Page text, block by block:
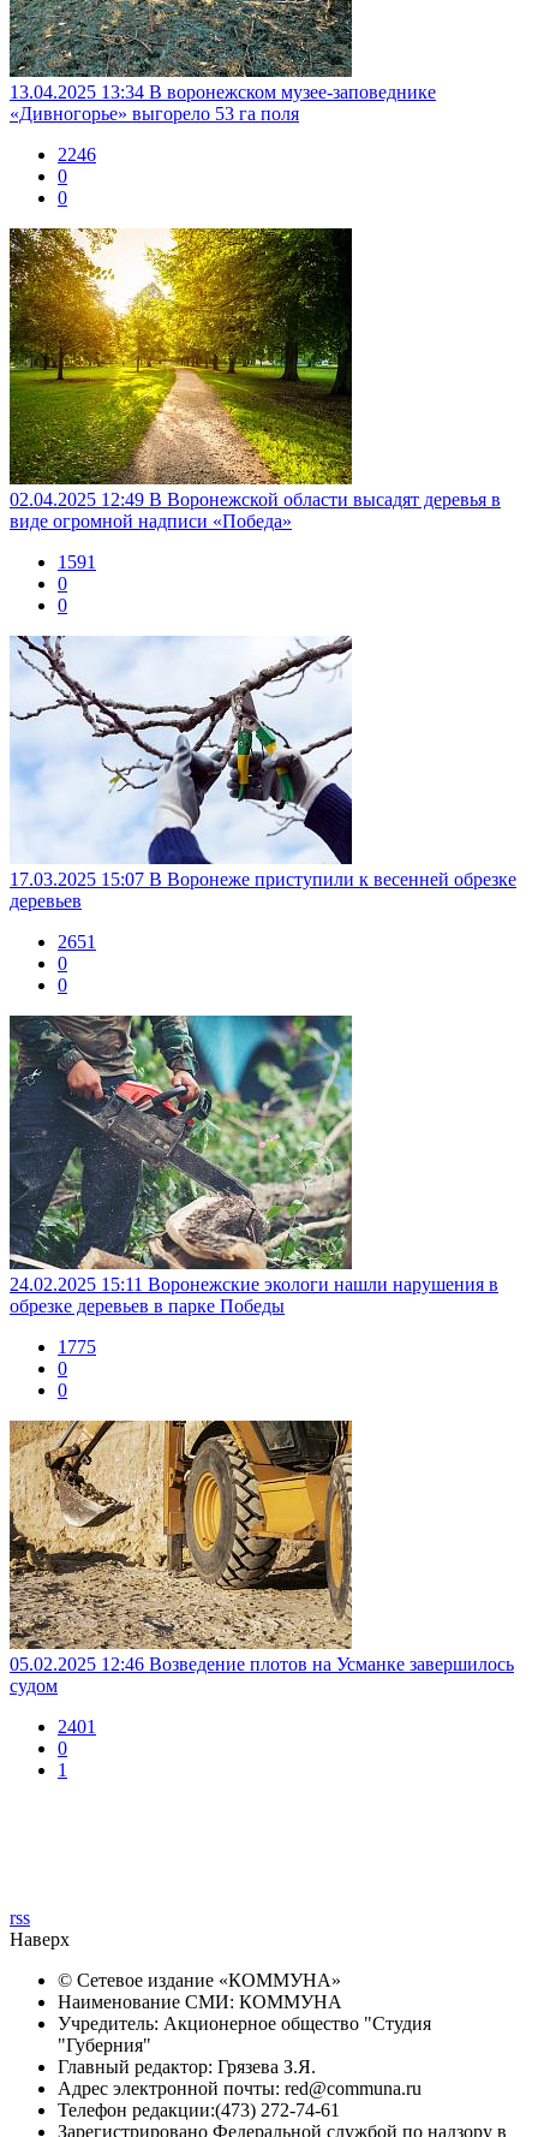
13.04.2025 13:34 В воронежском музее-заповеднике
«Дивногорье» выгорело 53 га поля
2246
0
0
02.04.2025 12:49 В Воронежской области высадят деревья в
виде огромной надписи «Победа»
1591
0
0
17.03.2025 15:07 В Воронеже приступили к весенней обрезке
деревьев
2651
0
0
24.02.2025 15:11 Воронежские экологи нашли нарушения в
обрезке деревьев в парке Победы
1775
0
0
05.02.2025 12:46 Возведение плотов на Усманке завершилось
судом
2401
0
1
rss
Наверх
© Сетевое издание «КОММУНА»
Наименование СМИ: КОММУНА
Учредитель: Акционерное общество "Студия
"Губерния"
Главный редактор: Грязева З.Я.
Адрес электронной почты: red@communa.ru
Телефон редакции:(473) 272-74-61
Зарегистрировано Федеральной службой по надзору в